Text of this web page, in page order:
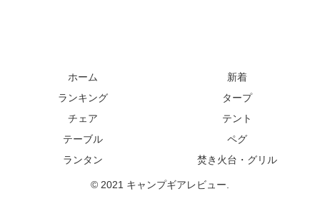
ホーム
新着
ランキング
タープ
チェア
テント
テーブル
ペグ
ランタン
焚き火台・グリル
© 2021 キャンプギアレビュー.